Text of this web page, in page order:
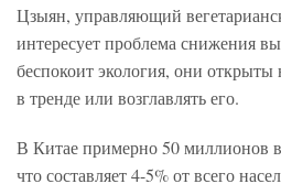
Цзыян, управляющий
интересует проблема снижения
беспокоит экология, они
в тренде или возглавлять его.
В Китае примерно 50 миллионов
что составляет 4-5% от всего